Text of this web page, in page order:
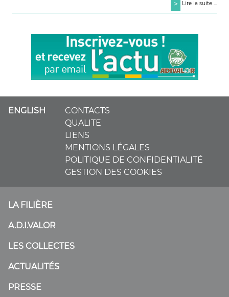
> Lire la suite ...
ENGLISH
CONTACTS
QUALITE
LIENS
MENTIONS LÉGALES
POLITIQUE DE CONFIDENTIALITÉ
GESTION DES COOKIES
LA FILIÈRE
A.D.I.VALOR
LES COLLECTES
ACTUALITÉS
PRESSE